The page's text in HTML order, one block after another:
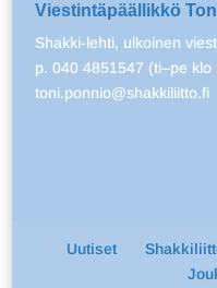
Viestintäpäällikkö
Shakki-lehti, ulkoinen
p. 040 4851547 (ti–pe klo
toni.ponnio@shakkiliitto.fi
Uutiset